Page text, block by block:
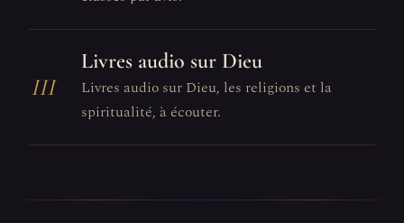
III
Livres audio sur Dieu
Livres audio sur Dieu, les religions et la
spiritualité, à écouter.